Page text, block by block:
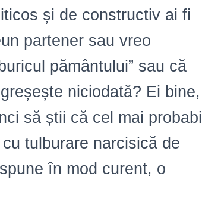
și de constructiv ai fi
partener sau vreo
pământului” sau că
niciodată? Ei bine,
să știi că cel mai probabil
tulburare narcisică de
în mod curent, o